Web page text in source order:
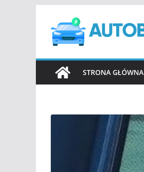
treści
STRONA GŁÓWNA